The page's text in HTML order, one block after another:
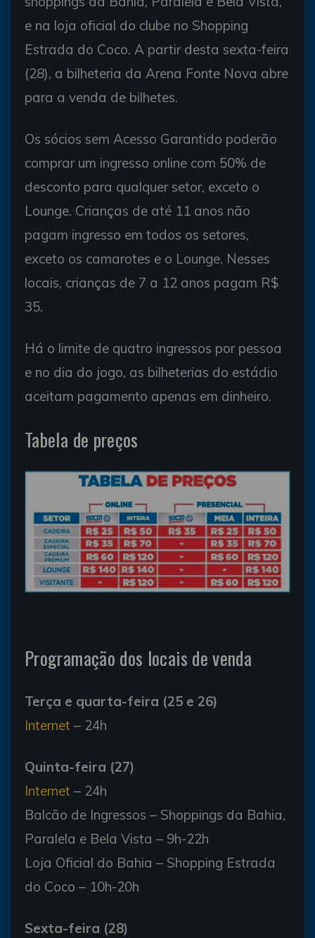
e na loja oficial do clube no Shopping
Estrada do Coco. A partir desta sexta-feira
(28), a bilheteria da Arena Fonte Nova abre
para a venda de bilhetes.
Os sócios sem Acesso Garantido poderão
comprar um ingresso online com 50% de
desconto para qualquer setor, exceto o
Lounge. Crianças de até 11 anos não
pagam ingresso em todos os setores,
exceto os camarotes e o Lounge. Nesses
locais, crianças de 7 a 12 anos pagam R$
35.
Há o limite de quatro ingressos por pessoa
e no dia do jogo, as bilheterias do estádio
aceitam pagamento apenas em dinheiro.
Tabela de preços
Programação dos locais de venda
Terça e quarta-feira (25 e 26)
Internet – 24h
Quinta-feira (27)
Internet – 24h
Balcão de Ingressos – Shoppings da Bahia,
Paralela e Bela Vista – 9h-22h
Loja Oficial do Bahia – Shopping Estrada
do Coco – 10h-20h
Sexta-feira (28)